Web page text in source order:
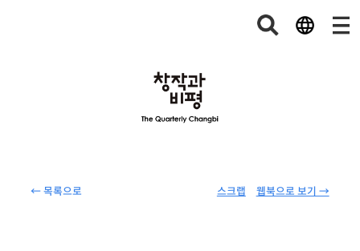
← 목록으로 웹북으로 보기 →
스크랩